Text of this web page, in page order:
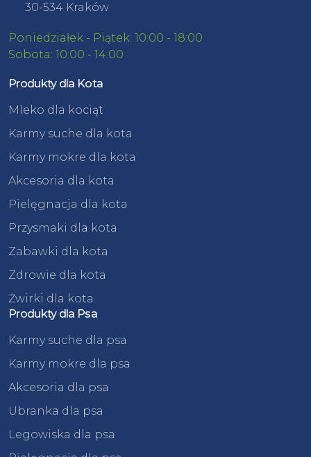
30-534 Kraków
Poniedziałek - Piątek: 10:00 - 18:00
Sobota: 10:00 - 14:00
Produkty dla Kota
Mleko dla kociąt
Karmy suche dla kota
Karmy mokre dla kota
Akcesoria dla kota
Pielęgnacja dla kota
Przysmaki dla kota
Zabawki dla kota
Zdrowie dla kota
Żwirki dla kota
Produkty dla Psa
Karmy suche dla psa
Karmy mokre dla psa
Akcesoria dla psa
Ubranka dla psa
Legowiska dla psa